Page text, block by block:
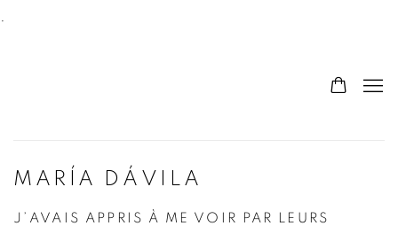
.
MARÍA DÁVILA
J’AVAIS APPRIS À ME VOIR PAR LEURS